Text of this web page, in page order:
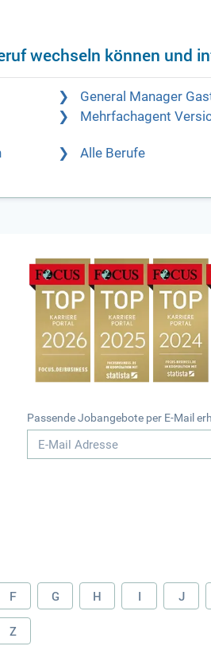
wechseln können und
General Manager
Mehrfachagent
Alle Berufe
Passende Jobangebote per E-Mail
F G H I J
Z